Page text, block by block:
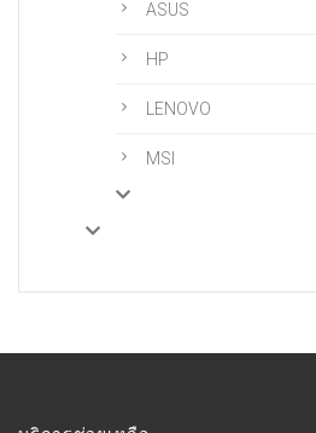
ASUS
HP
LENOVO
MSI